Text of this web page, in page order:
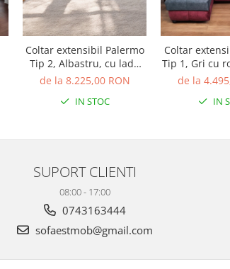
Coltar extensibil Palermo
Tip 2, Albastru, cu lada
depozitare, 3620 x 1500
de la 8.225,00 RON
IN STOC
Coltar
Tip 1, Gri cu
depozitare,
de la
IN
SUPORT CLIENTI
08:00 - 17:00
0743163444
sofaestmob@gmail.com